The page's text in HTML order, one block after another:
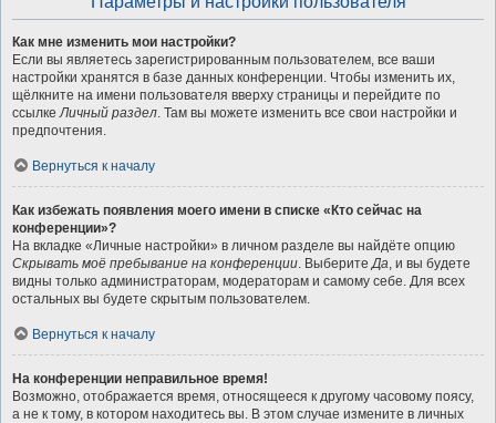
Как мне изменить мои настройки?
Если вы являетесь зарегистрированным пользователем, все ваши
настройки хранятся в базе данных конференции. Чтобы изменить их,
щёлкните на имени пользователя вверху страницы и перейдите по
ссылкеЛичный раздел. Там вы можете изменить все свои настройки и
предпочтения.
Вернуться к началу
Как избежать появления моего имени в списке «Кто сейчас на
конференции»?
На вкладке «Личные настройки» в личном разделе вы найдёте опцию
Скрывать моё пребывание на конференции. ВыберитеДа, и вы будете
видны только администраторам, модераторам и самому себе. Для всех
остальных вы будете скрытым пользователем.
Вернуться к началу
На конференции неправильное время!
Возможно, отображается время, относящееся к другому часовому поясу,
а не к тому, в котором находитесь вы. В этом случае измените в личных